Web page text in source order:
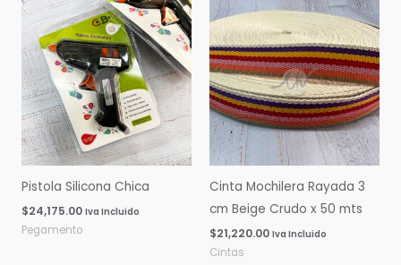
Pistola Silicona Chica
$24,175.00 Iva Incluido
Pegamento
Cinta Mochilera Rayada 3
cm Beige Crudo x 50 mts
$21,220.00 Iva Incluido
Cintas